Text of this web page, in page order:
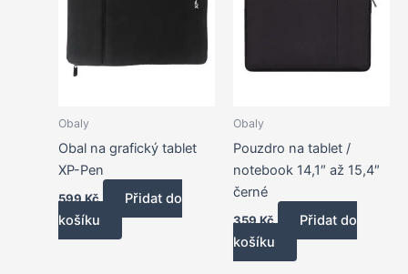
Obaly
Obal na grafický tablet
XP-Pen
599Kč
Přidat do
košíku
Obaly
Pouzdro na tablet /
notebook 14,1″ až 15,4″
černé
359Kč
Přidat do
košíku